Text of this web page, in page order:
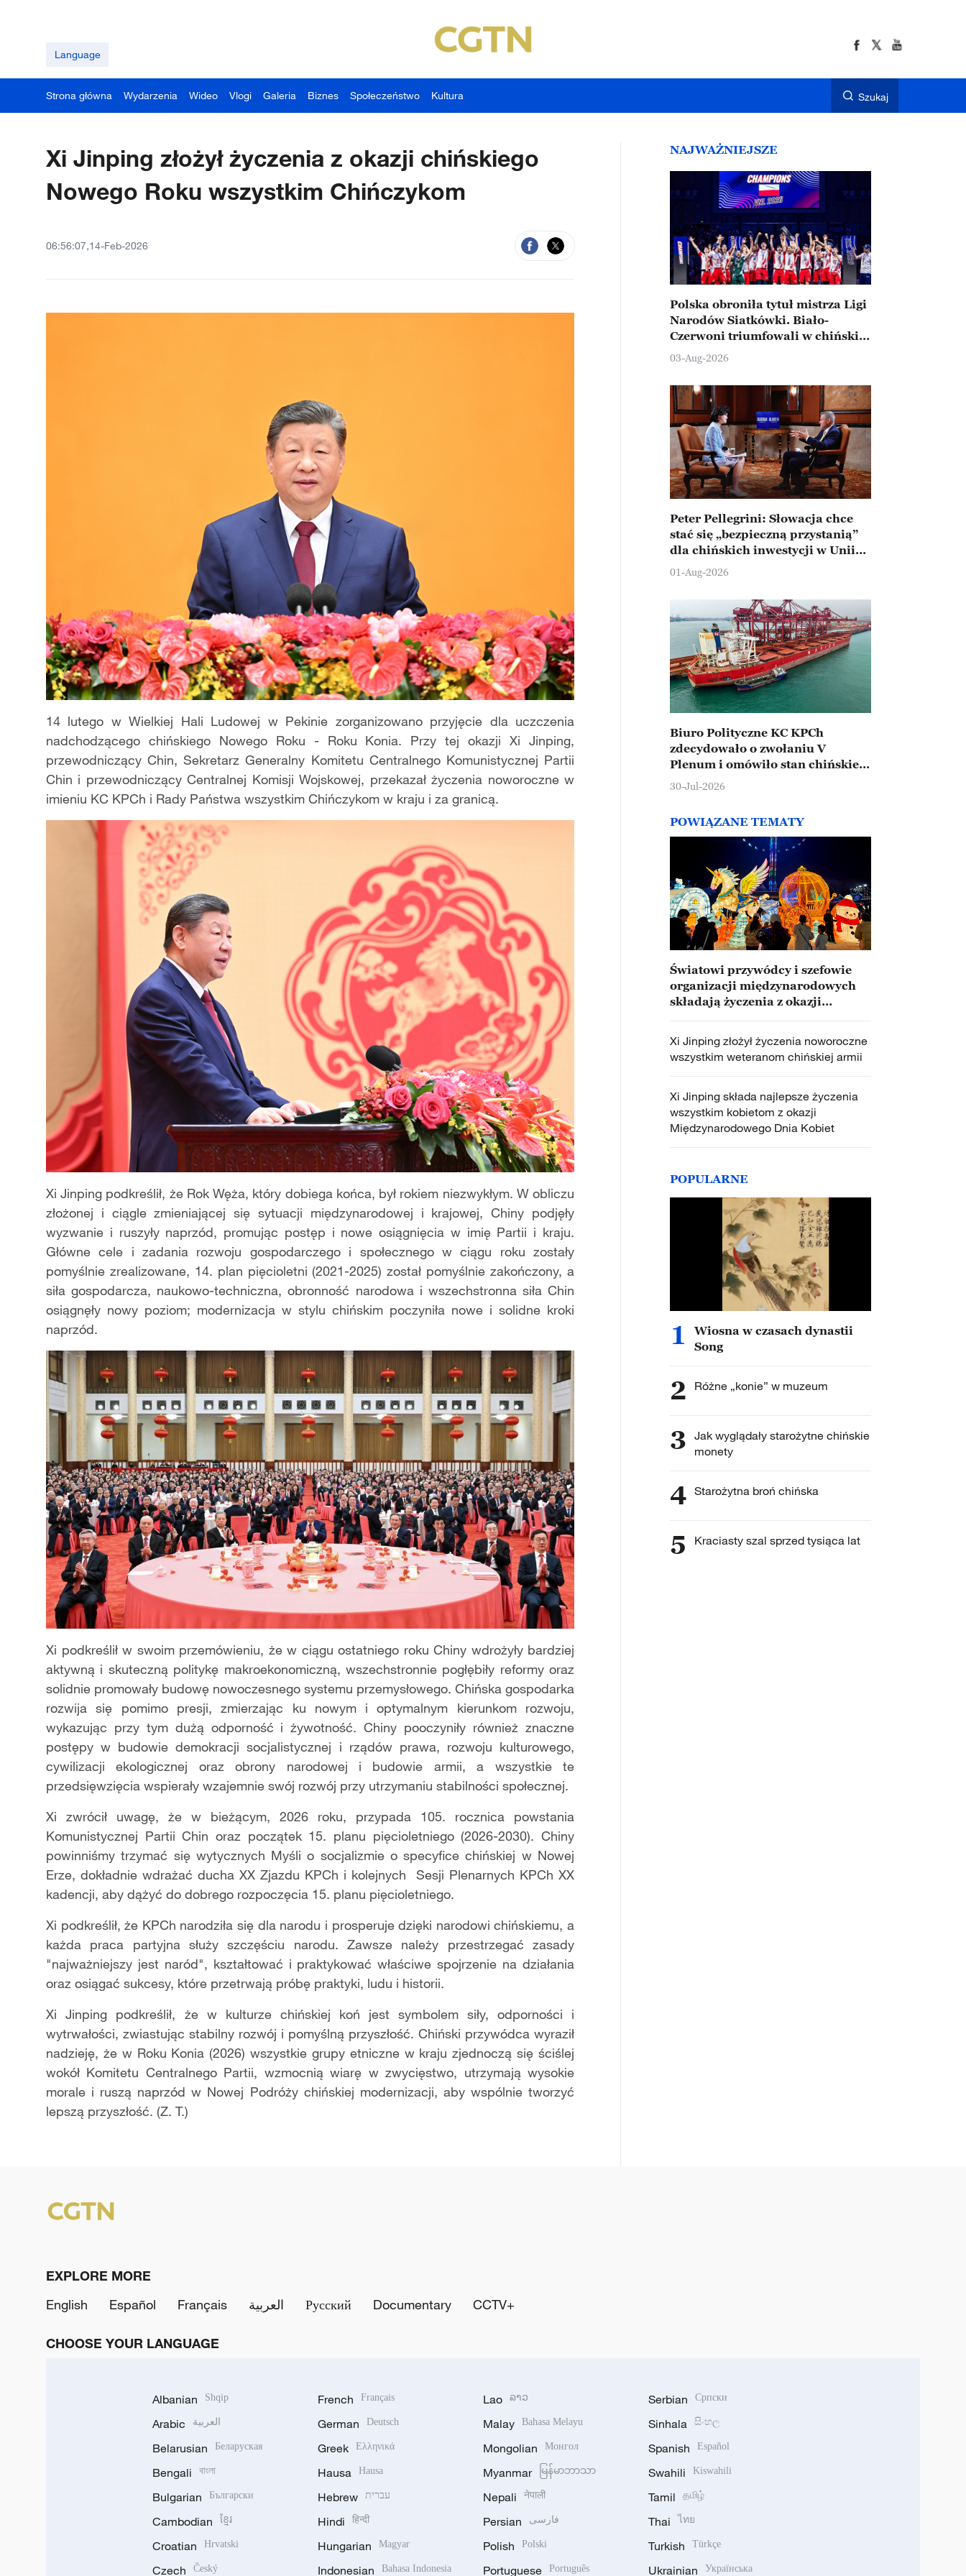
Language
Strona główna Wydarzenia Wideo Vlogi Galeria Biznes Społeczeństwo Kultura Szukaj
Xi Jinping złożył życzenia z okazji chińskiego
Nowego Roku wszystkim Chińczykom
06:56:07,14-Feb-2026
14 lutego w Wielkiej Hali Ludowej w Pekinie zorganizowano przyjęcie dla uczczenia
nadchodzącego chińskiego Nowego Roku - Roku Konia. Przy tej okazji Xi Jinping,
przewodniczący Chin, Sekretarz Generalny Komitetu Centralnego Komunistycznej Partii
Chin i przewodniczący Centralnej Komisji Wojskowej, przekazał życzenia noworoczne w
imieniu KC KPCh i Rady Państwa wszystkim Chińczykom w kraju i za granicą.
Xi Jinping podkreślił, że Rok Węża, który dobiega końca, był rokiem niezwykłym. W obliczu
złożonej i ciągle zmieniającej się sytuacji międzynarodowej i krajowej, Chiny podjęły
wyzwanie i ruszyły naprzód, promując postęp i nowe osiągnięcia w imię Partii i kraju.
Główne cele i zadania rozwoju gospodarczego i społecznego w ciągu roku zostały
pomyślnie zrealizowane, 14. plan pięcioletni (2021-2025) został pomyślnie zakończony, a
siła gospodarcza, naukowo-techniczna, obronność narodowa i wszechstronna siła Chin
osiągnęły nowy poziom; modernizacja w stylu chińskim poczyniła nowe i solidne kroki
naprzód.
Xi podkreślił w swoim przemówieniu, że w ciągu ostatniego roku Chiny wdrożyły bardziej
aktywną i skuteczną politykę makroekonomiczną, wszechstronnie pogłębiły reformy oraz
solidnie promowały budowę nowoczesnego systemu przemysłowego. Chińska gospodarka
rozwija się pomimo presji, zmierzając ku nowym i optymalnym kierunkom rozwoju,
wykazując przy tym dużą odporność i żywotność. Chiny pooczyniły również znaczne
postępy w budowie demokracji socjalistycznej i rządów prawa, rozwoju kulturowego,
cywilizacji ekologicznej oraz obrony narodowej i budowie armii, a wszystkie te
przedsięwzięcia wspierały wzajemnie swój rozwój przy utrzymaniu stabilności społecznej.
Xi zwrócił uwagę, że w bieżącym, 2026 roku, przypada 105. rocznica powstania
Komunistycznej Partii Chin oraz początek 15. planu pięcioletniego (2026-2030). Chiny
powinniśmy trzymać się wytycznych Myśli o socjalizmie o specyfice chińskiej w Nowej
Erze, dokładnie wdrażać ducha XX Zjazdu KPCh i kolejnych Sesji Plenarnych KPCh XX
kadencji, aby dążyć do dobrego rozpoczęcia 15. planu pięcioletniego.
Xi podkreślił, że KPCh narodziła się dla narodu i prosperuje dzięki narodowi chińskiemu, a
każda praca partyjna służy szczęściu narodu. Zawsze należy przestrzegać zasady
"najważniejszy jest naród", kształtować i praktykować właściwe spojrzenie na działania
oraz osiągać sukcesy, które przetrwają próbę praktyki, ludu i historii.
Xi Jinping podkreślił, że w kulturze chińskiej koń jest symbolem siły, odporności i
wytrwałości, zwiastując stabilny rozwój i pomyślną przyszłość. Chiński przywódca wyraził
nadzieję, że w Roku Konia (2026) wszystkie grupy etniczne w kraju zjednoczą się ściślej
wokół Komitetu Centralnego Partii, wzmocnią wiarę w zwycięstwo, utrzymają wysokie
morale i ruszą naprzód w Nowej Podróży chińskiej modernizacji, aby wspólnie tworzyć
lepszą przyszłość. (Z. T.)
NAJWAŻNIEJSZE
Polska obroniła tytuł mistrza Ligi
Narodów Siatkówki. Biało-
Czerwoni triumfowali w chińskim
Ningbo
03-Aug-2026
Peter Pellegrini: Słowacja chce
stać się „bezpieczną przystanią”
dla chińskich inwestycji w Unii
Europejskiej
01-Aug-2026
Biuro Polityczne KC KPCh
zdecydowało o zwołaniu V
Plenum i omówiło stan chińskiej
gospodarki
30-Jul-2026
POWIĄZANE TEMATY
Światowi przywódcy i szefowie
organizacji międzynarodowych
składają życzenia z okazji
Xi Jinping złożył życzenia noworoczne
wszystkim weteranom chińskiej armii
Xi Jinping składa najlepsze życzenia
wszystkim kobietom z okazji
Międzynarodowego Dnia Kobiet
POPULARNE
1
Wiosna w czasach dynastii
Song
2 Różne „konie” w muzeum
3 Jak wyglądały starożytne chińskie
monety
4 Starożytna broń chińska
5 Kraciasty szal sprzed tysiąca lat
EXPLORE MORE
English
Español Français العربية Русский Documentary CCTV+
CHOOSE YOUR LANGUAGE
Albanian Shqip
Arabic العربية
Belarusian Беларуская
Bengali বাংলা
Bulgarian Български
Cambodian ខ្មែរ
Croatian Hrvatski
Czech Český
French Français
German Deutsch
Greek Ελληνικά
Hausa Hausa
Hebrew עברית
Hindi हिन्दी
Hungarian Magyar
Indonesian Bahasa Indonesia
Lao ລາວ
Malay Bahasa Melayu
Mongolian Монгол
Myanmar မြန်မာဘာသာ
Nepali नेपाली
Persian فارسی
Polish Polski
Portuguese Português
Serbian Српски
Sinhala සිංහල
Spanish Español
Swahili Kiswahili
Tamil தமிழ்
Thai ไทย
Turkish Türkçe
Ukrainian Українська